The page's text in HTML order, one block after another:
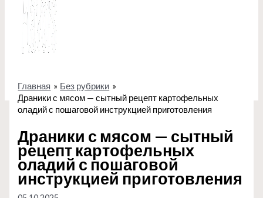
Главная
Без рубрики
Драники с мясом — сытный рецепт картофельных
оладий с пошаговой инструкцией приготовления
Драники с мясом — сытный
рецепт картофельных
оладий с пошаговой
инструкцией приготовления